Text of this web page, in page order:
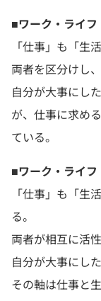
■ワーク・ライ
「仕事」も「生
両者を区分けし
自分が大事にし
が、仕事に求め
ている。
■ワーク・ライ
「仕事」も「生
る。
両者が相互に活
自分が大事にし
その軸は仕事と